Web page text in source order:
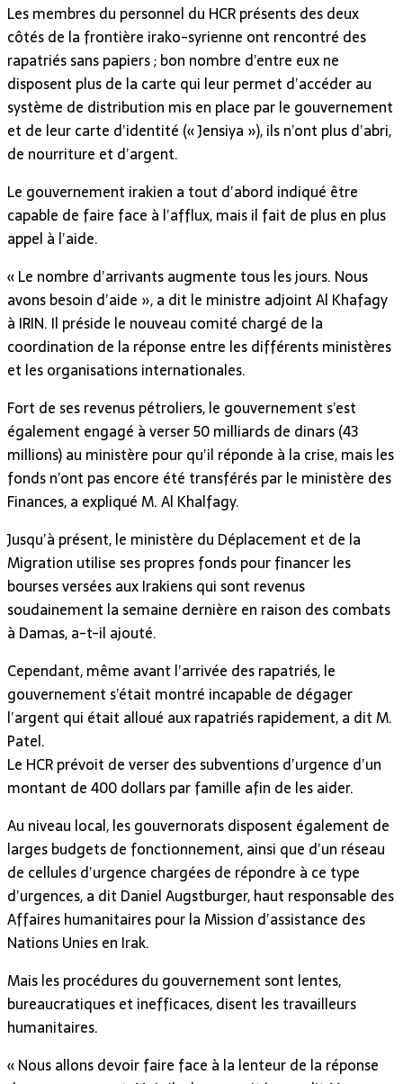
Les membres du personnel du HCR présents des deux
côtés de la frontière irako-syrienne ont rencontré des
rapatriés sans papiers ; bon nombre d’entre eux ne
disposent plus de la carte qui leur permet d’accéder au
système de distribution mis en place par le gouvernement
et de leur carte d’identité (« Jensiya »), ils n’ont plus d’abri,
de nourriture et d’argent.
Le gouvernement irakien a tout d’abord indiqué être
capable de faire face à l’afflux, mais il fait de plus en plus
appel à l’aide.
« Le nombre d’arrivants augmente tous les jours. Nous
avons besoin d’aide », a dit le ministre adjoint Al Khafagy
à IRIN. Il préside le nouveau comité chargé de la
coordination de la réponse entre les différents ministères
et les organisations internationales.
Fort de ses revenus pétroliers, le gouvernement s’est
également engagé à verser 50 milliards de dinars (43
millions) au ministère pour qu’il réponde à la crise, mais les
fonds n’ont pas encore été transférés par le ministère des
Finances, a expliqué M. Al Khalfagy.
Jusqu’à présent, le ministère du Déplacement et de la
Migration utilise ses propres fonds pour financer les
bourses versées aux Irakiens qui sont revenus
soudainement la semaine dernière en raison des combats
à Damas, a-t-il ajouté.
Cependant, même avant l’arrivée des rapatriés, le
gouvernement s’était montré incapable de dégager
l’argent qui était alloué aux rapatriés rapidement, a dit M.
Patel.
Le HCR prévoit de verser des subventions d’urgence d’un
montant de 400 dollars par famille afin de les aider.
Au niveau local, les gouvernorats disposent également de
larges budgets de fonctionnement, ainsi que d’un réseau
de cellules d’urgence chargées de répondre à ce type
d’urgences, a dit Daniel Augstburger, haut responsable des
Affaires humanitaires pour la Mission d’assistance des
Nations Unies en Irak.
Mais les procédures du gouvernement sont lentes,
bureaucratiques et inefficaces, disent les travailleurs
humanitaires.
« Nous allons devoir faire face à la lenteur de la réponse